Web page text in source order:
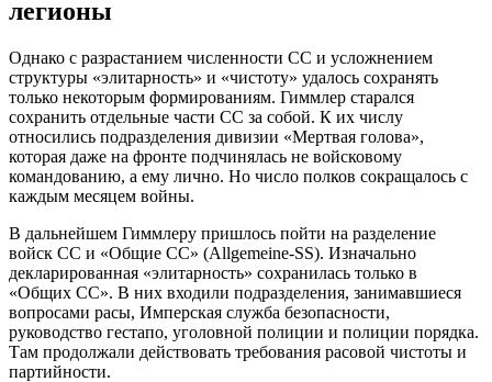
легионы
Однако с разрастанием численности СС и усложнением
структуры «элитарность» и «чистоту» удалось сохранять
только некоторым формированиям. Гиммлер старался
сохранить отдельные части СС за собой. К их числу
относились подразделения дивизии «Мертвая голова»,
которая даже на фронте подчинялась не войсковому
командованию, а ему лично. Но число полков сокращалось с
каждым месяцем войны.
В дальнейшем Гиммлеру пришлось пойти на разделение
войск СС и «Общие СС» (Allgemeine-SS). Изначально
декларированная «элитарность» сохранилась только в
«Общих СС». В них входили подразделения, занимавшиеся
вопросами расы, Имперская служба безопасности,
руководство гестапо, уголовной полиции и полиции порядка.
Там продолжали действовать требования расовой чистоты и
партийности.